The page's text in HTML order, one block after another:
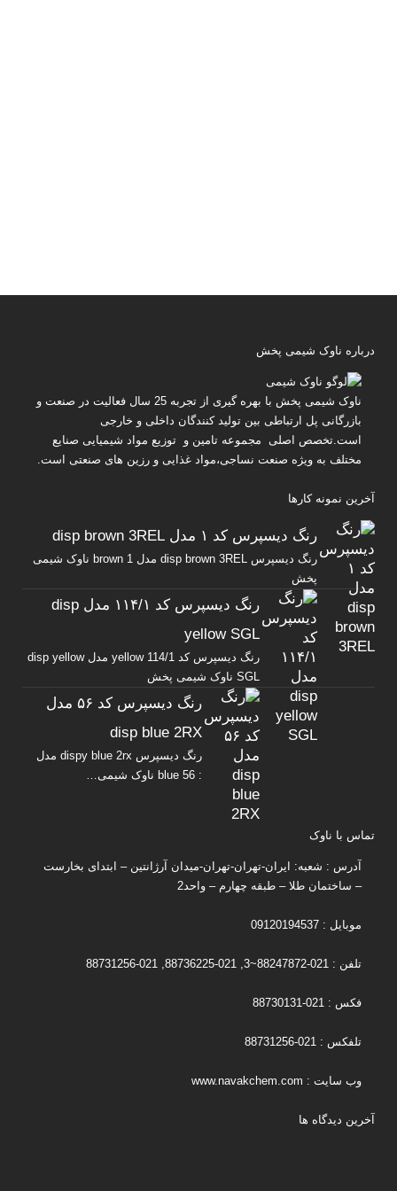
درباره ناوک شیمی پخش
ناوک شیمی پخش
با بهره گیری از تجربه 25 سال فعالیت در صنعت و
بازرگانی پل ارتباطی بین تولید کنندگان داخلی و خارجی
است.تخصص اصلی مجموعه تامین و توزیع مواد شیمیایی صنایع
مختلف به ویژه صنعت نساجی،مواد غذایی و رزین های صنعتی است.
آخرین نمونه کارها
رنگ دیسپرس کد ۱ مدل disp brown 3REL
رنگ دیسپرس disp brown 3REL مدل brown 1 ناوک شیمی
پخش
رنگ دیسپرس کد ۱۱۴/۱ مدل disp
yellow SGL
رنگ دیسپرس کد yellow 114/1 مدل disp yellow
SGL ناوک شیمی پخش
رنگ دیسپرس کد ۵۶ مدل
disp blue 2RX
رنگ دیسپرس dispy blue 2rx مدل
: blue 56 ناوک شیمی…
تماس با ناوک
آدرس : شعبه: ایران-تهران-تهران-میدان آرژانتین – ابتدای بخارست
– ساختمان طلا – طبقه چهارم – واحد2
موبایل : 09120194537
تلفن : 021-88247872~3, 021-88736225, 021-88731256
فکس : 021-88730131
تلفکس : 021-88731256
وب سایت : www.navakchem.com
آخرین دیدگاه ها